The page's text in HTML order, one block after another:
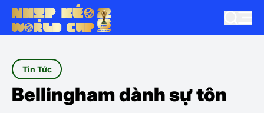
Tin Tức
Bellingham dành sự tôn